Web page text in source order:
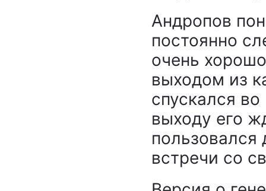
Андропов
постоянно
очень
выходом из
спускался
выходу его
пользовался
встречи со